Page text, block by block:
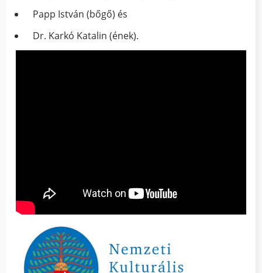
Papp István (bőgő) és
Dr. Karkó Katalin (ének).